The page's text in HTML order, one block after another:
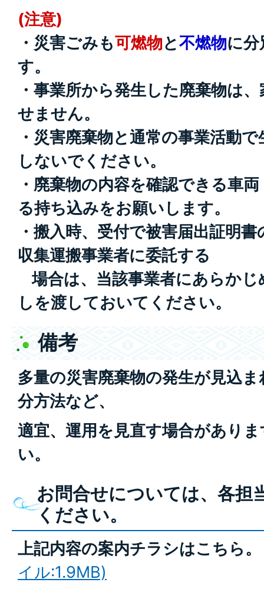
(注意)
・災害ごみも可燃物と不燃物に
す。
・事業所から発生した廃棄物は
せません。
・災害廃棄物と通常の事業活動
しないでください。
・廃棄物の内容を確認できる車
る持ち込みをお願いします。
・搬入時、受付で被害届出証明
収集運搬事業者に委託する
場合は、当該事業者にあらかじ
しを渡しておいてください。
備考
多量の災害廃棄物の発生が見込
分方法など、
適宜、運用を見直す場合があり
い。
お問合せについては、各担
ください。
上記内容の案内チラシはこちら。
イル:1.9MB)